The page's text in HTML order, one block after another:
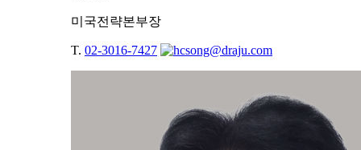
미국전략본부장
T. 02-3016-7427